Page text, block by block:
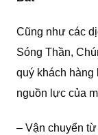
Cũng như các
Sóng Thần,
quý khách
nguồn lực của
– Vận chuyển